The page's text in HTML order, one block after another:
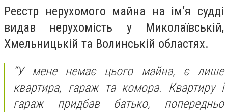
Реєстр нерухомого майна на ім’я судді
видав нерухомість у Миколаївській,
Хмельницькій та Волинській областях.
“У мене немає цього майна, є лише
квартира, гараж та комора. Квартиру і
гараж придбав батько, попередньо